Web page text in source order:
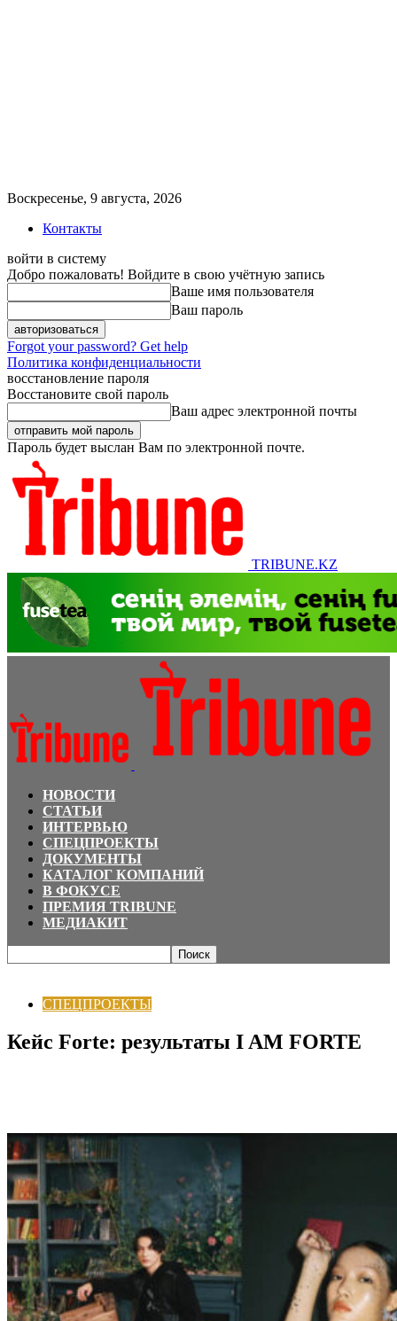
Воскресенье, 9 августа, 2026
Контакты
войти в систему
Добро пожаловать! Войдите в свою учётную запись
Ваше имя пользователя
Ваш пароль
Forgot your password? Get help
Политика конфиденциальности
восстановление пароля
Восстановите свой пароль
Ваш адрес электронной почты
Пароль будет выслан Вам по электронной почте.
TRIBUNE.KZ
НОВОСТИ
СТАТЬИ
ИНТЕРВЬЮ
СПЕЦПРОЕКТЫ
ДОКУМЕНТЫ
КАТАЛОГ КОМПАНИЙ
В ФОКУСЕ
ПРЕМИЯ TRIBUNE
МЕДИАКИТ
СПЕЦПРОЕКТЫ
Кейс Forte: результаты I AM FORTE